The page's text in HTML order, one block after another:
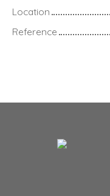
Location
Reference